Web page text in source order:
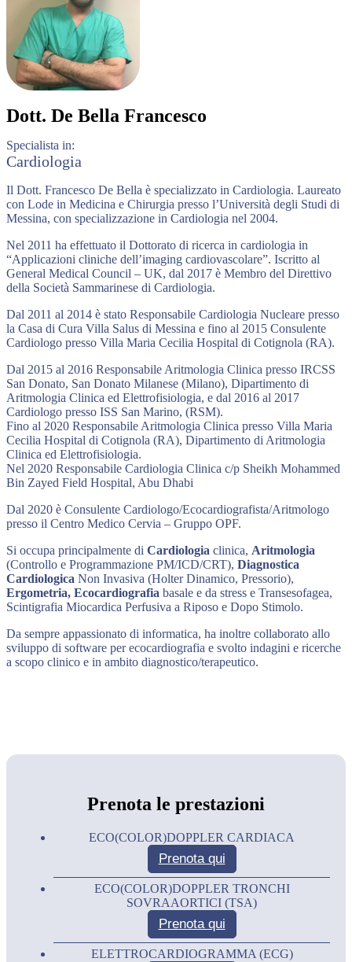
Dott. De Bella Francesco
Specialista in:
Cardiologia
Il Dott. Francesco De Bella è specializzato in Cardiologia. Laureato
con Lode in Medicina e Chirurgia presso l’Università degli Studi di
Messina, con specializzazione in Cardiologia nel 2004.
Nel 2011 ha effettuato il Dottorato di ricerca in cardiologia in
“Applicazioni cliniche dell’imaging cardiovascolare”. Iscritto al
General Medical Council – UK, dal 2017 è Membro del Direttivo
della Società Sammarinese di Cardiologia.
Dal 2011 al 2014 è stato Responsabile Cardiologia Nucleare presso
la Casa di Cura Villa Salus di Messina e fino al 2015 Consulente
Cardiologo presso Villa Maria Cecilia Hospital di Cotignola (RA).
Dal 2015 al 2016 Responsabile Aritmologia Clinica presso IRCSS
San Donato, San Donato Milanese (Milano), Dipartimento di
Aritmologia Clinica ed Elettrofisiologia, e dal 2016 al 2017
Cardiologo presso ISS San Marino, (RSM).
Fino al 2020 Responsabile Aritmologia Clinica presso Villa Maria
Cecilia Hospital di Cotignola (RA), Dipartimento di Aritmologia
Clinica ed Elettrofisiologia.
Nel 2020 Responsabile Cardiologia Clinica c/p Sheikh Mohammed
Bin Zayed Field Hospital, Abu Dhabi
Dal 2020 è Consulente Cardiologo/Ecocardiografista/Aritmologo
presso il Centro Medico Cervia – Gruppo OPF.
Si occupa principalmente di Cardiologia clinica, Aritmologia
(Controllo e Programmazione PM/ICD/CRT), Diagnostica
Cardiologica Non Invasiva (Holter Dinamico, Pressorio),
Ergometria, Ecocardiografia basale e da stress e Transesofagea,
Scintigrafia Miocardica Perfusiva a Riposo e Dopo Stimolo.
Da sempre appassionato di informatica, ha inoltre collaborato allo
sviluppo di software per ecocardiografia e svolto indagini e ricerche
a scopo clinico e in ambito diagnostico/terapeutico.
Prenota le prestazioni
ECO(COLOR)DOPPLER CARDIACA
Prenota qui
ECO(COLOR)DOPPLER TRONCHI
SOVRAAORTICI (TSA)
Prenota qui
ELETTROCARDIOGRAMMA (ECG)